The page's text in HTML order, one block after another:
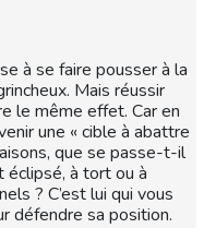
à se faire pousser à la
Mais réussir
le même effet. Car en
une « cible à abattre
que se passe-t-il
éclipsé, à tort ou à
? C’est lui qui vous
défendre sa position.